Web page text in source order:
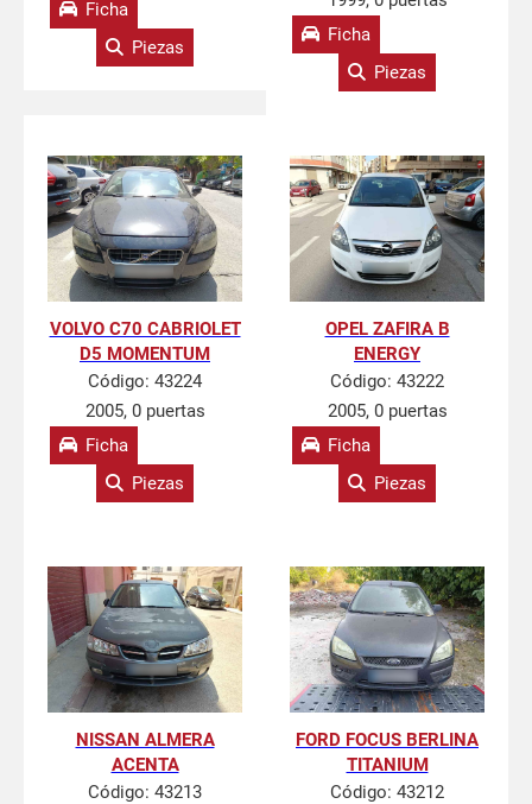
Ficha
Piezas
Ficha
Piezas
VOLVO C70 CABRIOLET
D5 MOMENTUM
Código: 43224
2005, 0 puertas
Ficha
Piezas
OPEL ZAFIRA B
ENERGY
Código: 43222
2005, 0 puertas
Ficha
Piezas
NISSAN ALMERA
ACENTA
Código: 43213
FORD FOCUS BERLINA
TITANIUM
Código: 43212